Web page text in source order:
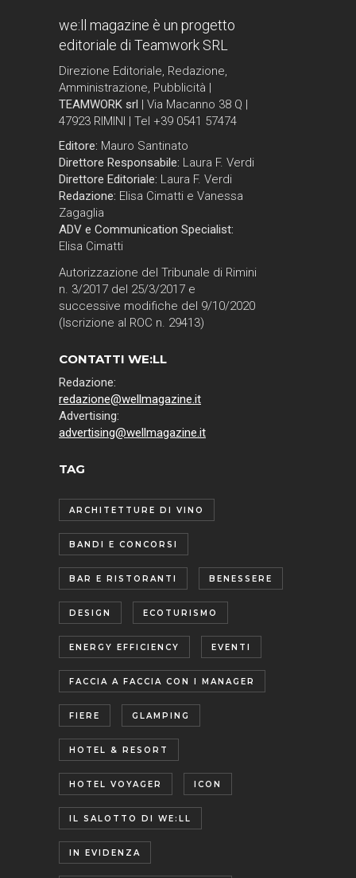
we:ll magazine è un progetto
editoriale di Teamwork SRL
Direzione Editoriale, Redazione,
Amministrazione, Pubblicità |
TEAMWORK srl | Via Macanno 38 Q |
47923 RIMINI | Tel +39 0541 57474
Editore: Mauro Santinato
Direttore Responsabile: Laura F. Verdi
Direttore Editoriale: Laura F. Verdi
Redazione: Elisa Cimatti e Vanessa
Zagaglia
ADV e Communication Specialist:
Elisa Cimatti
Autorizzazione del Tribunale di Rimini
n. 3/2017 del 25/3/2017 e
successive modifiche del 9/10/2020
(Iscrizione al ROC n. 29413)
CONTATTI WE:LL
Redazione:
redazione@wellmagazine.it
Advertising:
advertising@wellmagazine.it
TAG
ARCHITETTURE DI VINO
BANDI E CONCORSI
BAR E RISTORANTI BENESSERE
DESIGN ECOTURISMO
ENERGY EFFICIENCY EVENTI
FACCIA A FACCIA CON I MANAGER
FIERE GLAMPING
HOTEL & RESORT
HOTEL VOYAGER ICON
IL SALOTTO DI WE:LL
IN EVIDENZA